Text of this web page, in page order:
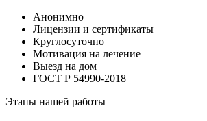
Анонимно
Лицензии и сертификаты
Круглосуточно
Мотивация на лечение
Выезд на дом
ГОСТ Р 54990-2018
Этапы нашей работы